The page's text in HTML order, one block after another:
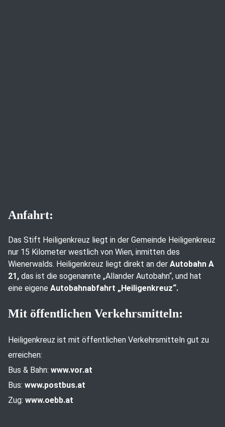
Anfahrt:
Das Stift Heiligenkreuz liegt in der Gemeinde Heiligenkreuz
nur 15 Kilometer westlich von Wien, inmitten des
Wienerwalds. Heiligenkreuz liegt direkt an der Autobahn A
21, das ist die sogenannte „Allander Autobahn“, und hat
eine eigene Autobahnabfahrt „Heiligenkreuz“.
Mit öffentlichen Verkehrsmitteln:
Heiligenkreuz ist mit öffentlichen Verkehrsmitteln gut zu
erreichen:
Bus & Bahn: www.vor.at
Bus: www.postbus.at
Zug: www.oebb.at